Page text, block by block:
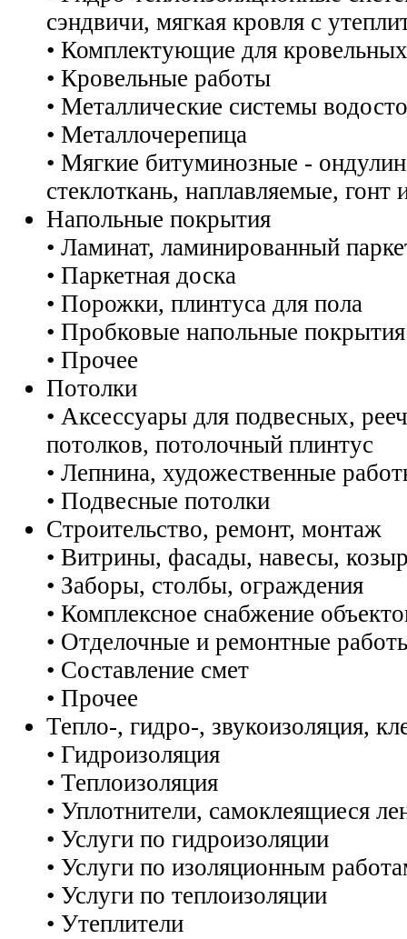
сэндвичи, мягкая кровля с
• Комплектующие для
• Кровельные работы
• Металлические системы
• Металлочерепица
• Мягкие битуминозные -
стеклоткань, наплавляемые, гонт
Напольные покрытия
• Ламинат, ламинированный
• Паркетная доска
• Порожки, плинтуса для пола
• Пробковые напольные покрытия
• Прочее
Потолки
• Аксессуары для подвесных,
потолков, потолочный плинтус
• Лепнина, художественные
• Подвесные потолки
Строительство, ремонт, монтаж
• Витрины, фасады, навесы,
• Заборы, столбы, ограждения
• Комплексное снабжение
• Отделочные и ремонтные
• Составление смет
• Прочее
Тепло-, гидро-, звукоизоляция,
• Гидроизоляция
• Теплоизоляция
• Уплотнители, самоклеящиеся
• Услуги по гидроизоляции
• Услуги по изоляционным
• Услуги по теплоизоляции
• Утеплители